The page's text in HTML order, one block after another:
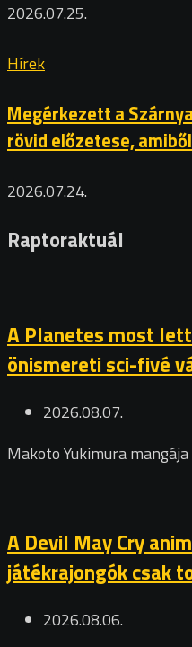
2026.07.25.
Hírek
Megérkezett a
rövid előzetese, amiből
2026.07.24.
Raptoraktuál
A Planetes most
önismereti sci-fivé
2026.08.07.
Makoto Yukimura
A Devil May Cry
játékrajongók csak
2026.08.06.